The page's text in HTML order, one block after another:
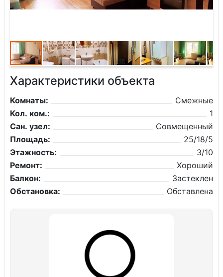
Характеристики объекта
Комнаты:
Смежные
Кол. ком.:
1
Сан. узел:
Совмещенный
Площадь:
25/18/5
Этажность:
3/10
Ремонт:
Хороший
Балкон:
Застеклен
Обстановка:
Обставлена